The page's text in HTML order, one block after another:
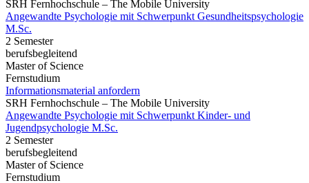
SRH Fernhochschule – The Mobile University
Angewandte Psychologie mit Schwerpunkt Gesundheitspsychologie
M.Sc.
2 Semester
berufsbegleitend
Master of Science
Fernstudium
Informationsmaterial anfordern
SRH Fernhochschule – The Mobile University
Angewandte Psychologie mit Schwerpunkt Kinder- und
Jugendpsychologie M.Sc.
2 Semester
berufsbegleitend
Master of Science
Fernstudium